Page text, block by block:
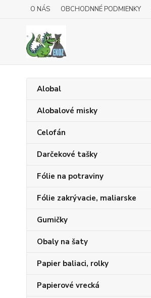
O NÁS OBCHODNNÉ PODMIENKY
Alobal
Alobalové misky
Celofán
Darčekové tašky
Fólie na potraviny
Fólie zakrývacie, maliarske
Gumičky
Obaly na šaty
Papier baliaci, rolky
Papierové vrecká